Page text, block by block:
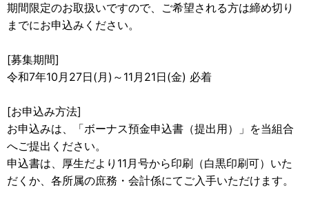
期間限定のお取扱いですので、ご希望される方は締め切り
までにお申込みください。
[募集期間]
令和7年10月27日(月)～11月21日(金) 必着
[お申込み方法]
お申込みは、「ボーナス預金申込書（提出用）」を当組合
へご提出ください。
申込書は、厚生だより11月号から印刷（白黒印刷可）いた
だくか、各所属の庶務・会計係にてご入手いただけます。